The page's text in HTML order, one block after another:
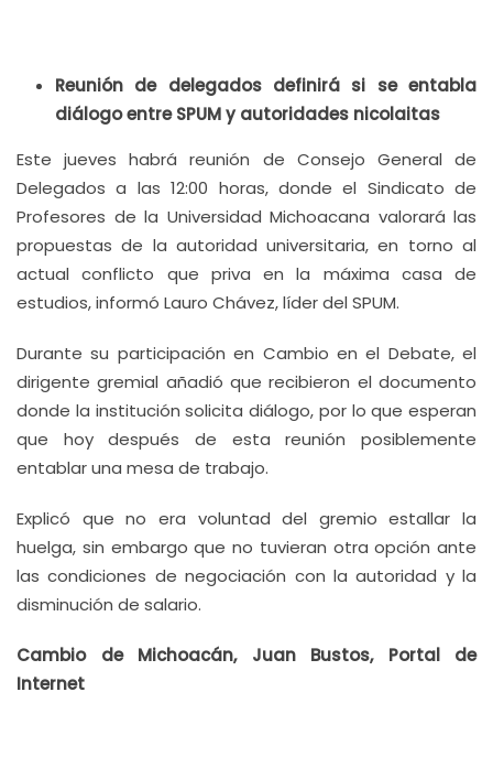
Reunión de delegados definirá si se entabla
diálogo entre SPUM y autoridades nicolaitas
Este jueves habrá reunión de Consejo General de
Delegados a las 12:00 horas, donde el Sindicato de
Profesores de la Universidad Michoacana valorará las
propuestas de la autoridad universitaria, en torno al
actual conflicto que priva en la máxima casa de
estudios, informó Lauro Chávez, líder del SPUM.
Durante su participación en Cambio en el Debate, el
dirigente gremial añadió que recibieron el documento
donde la institución solicita diálogo, por lo que esperan
que hoy después de esta reunión posiblemente
entablar una mesa de trabajo.
Explicó que no era voluntad del gremio estallar la
huelga, sin embargo que no tuvieran otra opción ante
las condiciones de negociación con la autoridad y la
disminución de salario.
Cambio de Michoacán, Juan Bustos, Portal de
Internet